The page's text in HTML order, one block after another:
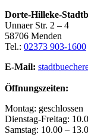
Dorte-Hilleke-
Unnaer Str. 2 – 4
58706 Menden
Tel.: 02373 903-1600
E-Mail:
Öffnungszeiten:
Montag: geschlossen
Dienstag-Freitag:
Samstag: 10.00 –